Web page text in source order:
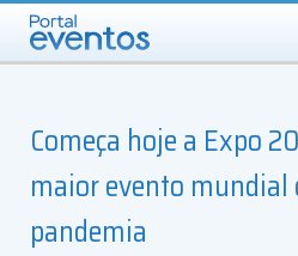
Começa hoje a Expo
maior evento mundial
pandemia